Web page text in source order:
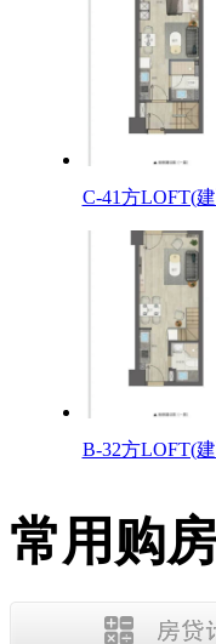
C-41方LOFT(
B-32方LOFT(
常用购